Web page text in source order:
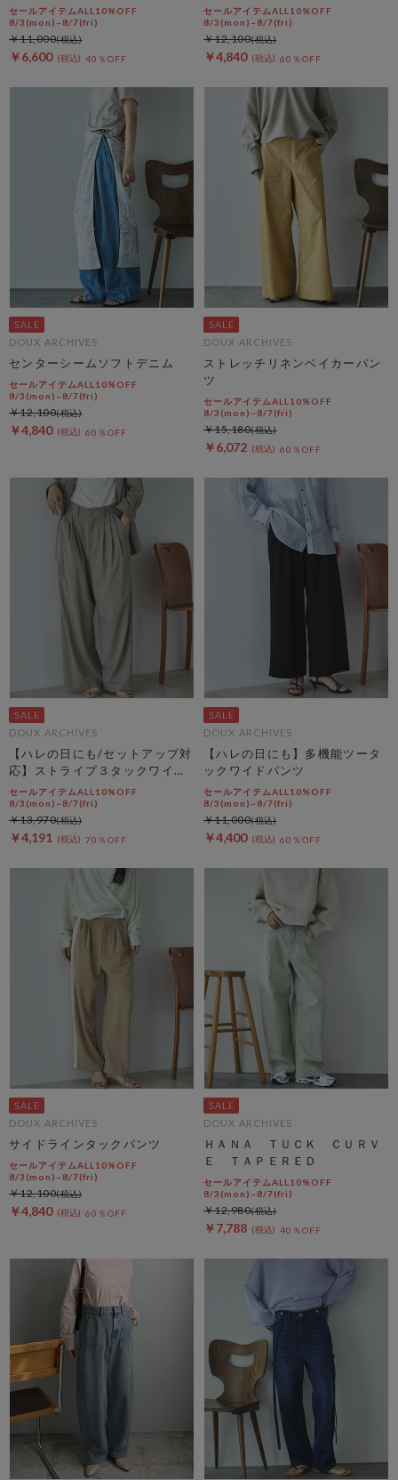
パンツ
セールアイテムALL10%OFF
8/3(mon)~8/7(fri)
￥6,600 40％OFF
￥11,000
セールアイテムALL10%OFF
8/3(mon)~8/7(fri)
￥4,840 60％OFF
￥12,100
DOUX ARCHIVES
センターシームソフトデニム
セールアイテムALL10%OFF
8/3(mon)~8/7(fri)
￥4,840 60％OFF
￥12,100
DOUX ARCHIVES
ストレッチリネンベイカーパン
ツ
セールアイテムALL10%OFF
8/3(mon)~8/7(fri)
￥6,072 60％OFF
￥15,180
DOUX ARCHIVES
【ハレの日にも/セットアップ対
応】ストライプ３タックワイド
パンツ
セールアイテムALL10%OFF
8/3(mon)~8/7(fri)
￥4,191 70％OFF
￥13,970
DOUX ARCHIVES
【ハレの日にも】多機能ツータ
ックワイドパンツ
セールアイテムALL10%OFF
8/3(mon)~8/7(fri)
￥4,400 60％OFF
￥11,000
DOUX ARCHIVES
サイドラインタックパンツ
セールアイテムALL10%OFF
8/3(mon)~8/7(fri)
￥4,840 60％OFF
￥12,100
DOUX ARCHIVES
ＨＡＮＡ ＴＵＣＫ ＣＵＲＶ
Ｅ ＴＡＰＥＲＥＤ
セールアイテムALL10%OFF
8/3(mon)~8/7(fri)
￥7,788 40％OFF
￥12,980